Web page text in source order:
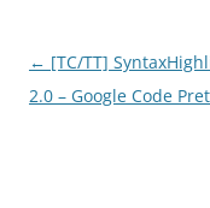
Post
navigation
← [TC/TT]
2.0 – Google Code